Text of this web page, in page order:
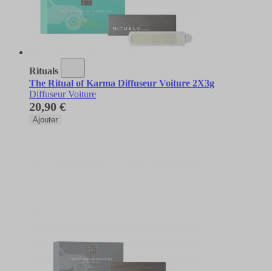
Rituals
The Ritual of Karma Diffuseur Voiture 2X3g
Diffuseur Voiture
20,90 €
Ajouter